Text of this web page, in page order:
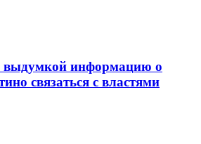
информацию о
связаться с властями